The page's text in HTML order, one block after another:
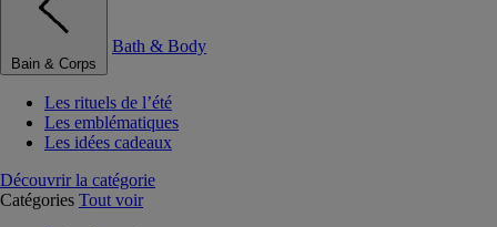
Bain & Corps
Bath & Body
Les rituels de l’été
Les emblématiques
Les idées cadeaux
Découvrir la catégorie
Catégories Tout voir